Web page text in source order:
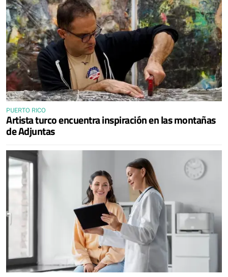
PUERTO RICO
Artista turco encuentra inspiración en las montañas
de Adjuntas